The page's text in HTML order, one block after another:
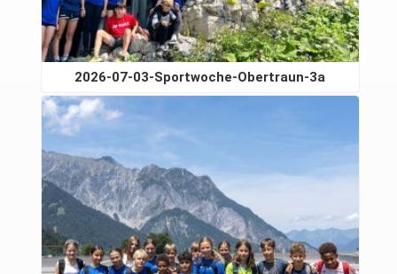
2026-07-03-Sportwoche-Obertraun-3a